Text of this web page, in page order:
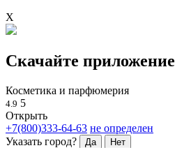
X
Скачайте приложение
Косметика и парфюмерия
4.9 5
Открыть
+7(800)333-64-63 не определен
Указать город?
Да Нет